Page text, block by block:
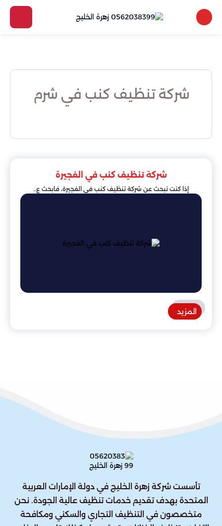
شركة تنظيف كنب في شرم
شركة تنظيف كنب في الفجيرة
إذا كنت تبحث عن شركة تنظيف كنب في الفجيرة، فابحث ع..
المزيد
تأسست شركة زهرة الخليج في دولة الإمارات العربية
المتحدة بهدف تقديم خدمات تنظيف عالية الجودة. نحن
متخصصون في التنظيف التجاري والسكني ومكافحة